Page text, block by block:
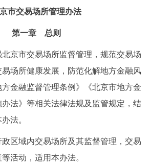
图说北京
한국어 日本語
FRANÇAIS РУССКИЙ ЯЗЫК
市交易场所管理办法
第一章 总则
市交易场所监督管理，规范交易场
场所健康发展，防范化解地方金融风
金融监督管理条例》《北京市地方金
法》等相关法律法规及监管规定，结
法。
域内交易场所及其监督管理，交易
活动，适用本办法。